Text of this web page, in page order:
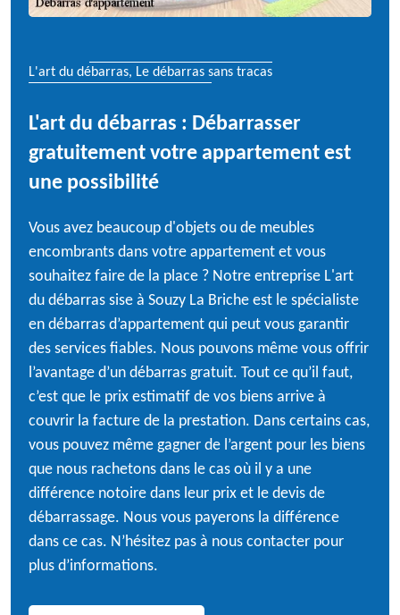
L'art du débarras, Le débarras sans tracas
L'art du débarras : Débarrasser
gratuitement votre appartement est
une possibilité
Vous avez beaucoup d'objets ou de meubles
encombrants dans votre appartement et vous
souhaitez faire de la place ? Notre entreprise L'art
du débarras sise à Souzy La Briche est le spécialiste
en débarras d’appartement qui peut vous garantir
des services fiables. Nous pouvons même vous offrir
l’avantage d’un débarras gratuit. Tout ce qu’il faut,
c’est que le prix estimatif de vos biens arrive à
couvrir la facture de la prestation. Dans certains cas,
vous pouvez même gagner de l’argent pour les biens
que nous rachetons dans le cas où il y a une
différence notoire dans leur prix et le devis de
débarrassage. Nous vous payerons la différence
dans ce cas. N’hésitez pas à nous contacter pour
plus d’informations.